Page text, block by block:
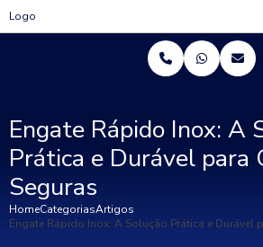
Logo
HomeCategoriasArtigos
Engate Rápido Inox: A Solução Prática e Durável
Engate Rápido Inox: A
Prática e Durável para
Seguras